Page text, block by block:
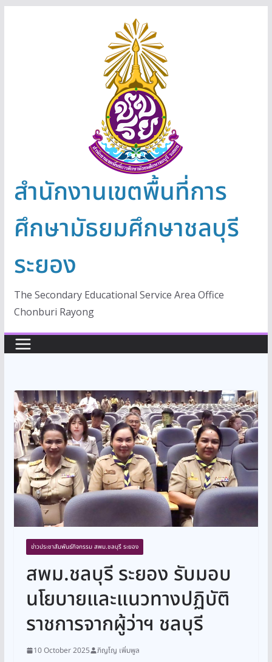
สำนักงานเขตพื้นที่การ
ศึกษามัธยมศึกษาชลบุรี
ระยอง
The Secondary Educational Service Area Office
Chonburi Rayong
ข่าวประชาสัมพันธ์กิจกรรม สพม.ชลบุรี ระยอง
สพม.ชลบุรี ระยอง รับมอบ
นโยบายและแนวทางปฏิบัติ
ราชการจากผู้ว่าฯ ชลบุรี
10 October 2025 ภิญโญ เพิ่มพูล